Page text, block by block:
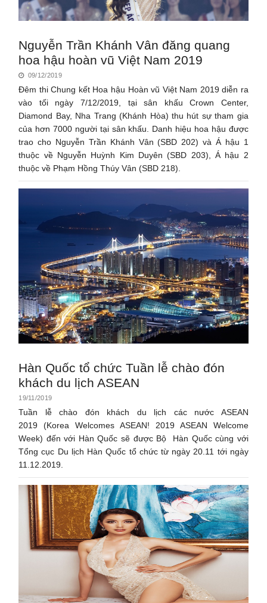
Nguyễn Trần Khánh Vân đăng quang
hoa hậu hoàn vũ Việt Nam 2019
09/12/2019
Đêm thi Chung kết Hoa hậu Hoàn vũ Việt Nam 2019 diễn ra
vào tối ngày 7/12/2019, tại sân khấu Crown Center,
Diamond Bay, Nha Trang (Khánh Hòa) thu hút sự tham gia
của hơn 7000 người tại sân khấu. Danh hiệu hoa hậu được
trao cho Nguyễn Trần Khánh Vân (SBD 202) và Á hậu 1
thuộc về Nguyễn Huỳnh Kim Duyên (SBD 203), Á hậu 2
thuộc về Phạm Hồng Thúy Vân (SBD 218).
Hàn Quốc tổ chức Tuần lễ chào đón
khách du lịch ASEAN
19/11/2019
Tuần lễ chào đón khách du lịch các nước ASEAN
2019 (Korea Welcomes ASEAN! 2019 ASEAN Welcome
Week) đến với Hàn Quốc sẽ được Bộ Hàn Quốc cùng với
Tổng cục Du lịch Hàn Quốc tổ chức từ ngày 20.11 tới ngày
11.12.2019.